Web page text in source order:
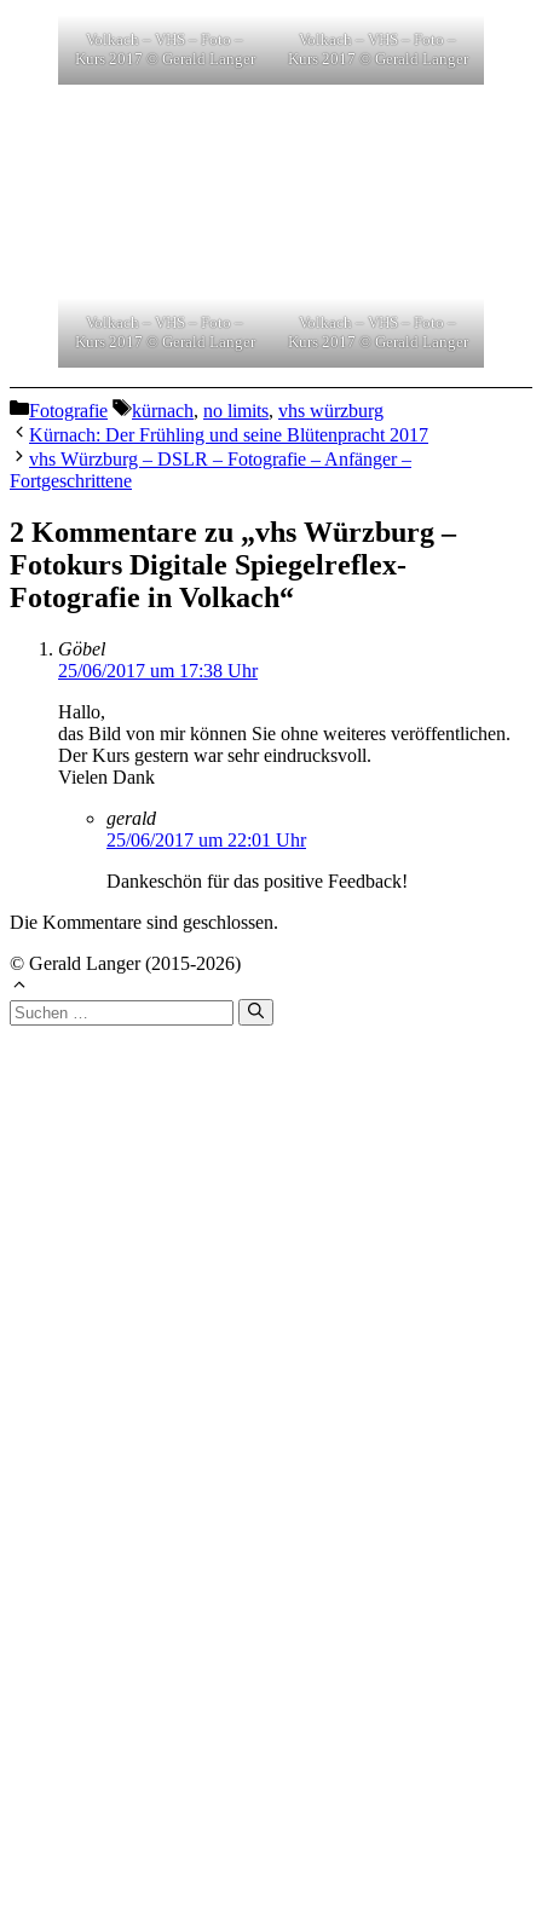
Volkach – VHS – Foto –
Kurs 2017 © Gerald Langer
Volkach – VHS – Foto –
Kurs 2017 © Gerald Langer
Volkach – VHS – Foto –
Kurs 2017 © Gerald Langer
Volkach – VHS – Foto –
Kurs 2017 © Gerald Langer
Kategorien
Fotografie Schlagwörter
kürnach, no limits, vhs würzburg
Kürnach: Der Frühling und seine Blütenpracht 2017
vhs Würzburg – DSLR – Fotografie – Anfänger –
Fortgeschrittene
2 Kommentare zu „vhs Würzburg –
Fotokurs Digitale Spiegelreflex-
Fotografie in Volkach“
Göbel
25/06/2017 um 17:38 Uhr
Hallo,
das Bild von mir können Sie ohne weiteres veröffentlichen.
Der Kurs gestern war sehr eindrucksvoll.
Vielen Dank
gerald
25/06/2017 um 22:01 Uhr
Dankeschön für das positive Feedback!
Die Kommentare sind geschlossen.
© Gerald Langer (2015-2026)
Suchen
nach: